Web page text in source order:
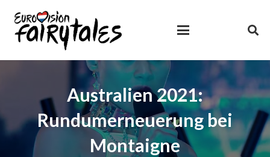
Australien 2021:
Rundumerneuerung bei
Montaigne